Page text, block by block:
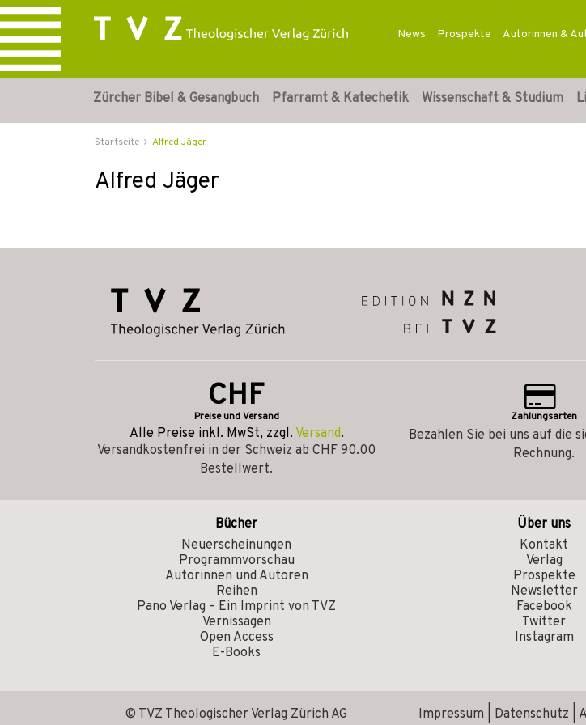
News Prospekte Autorinnen &
Zürcher Bibel & Gesangbuch Pfarramt & Katechetik Wissenschaft & Studium
Startseite Alfred Jäger
Alfred Jäger
CHF
Preise und Versand
Alle Preise inkl. MwSt, zzgl. Versand.
Versandkostenfrei in der Schweiz ab CHF 90.00
Bestellwert.
Zahlungsarten
Bezahlen Sie bei uns auf die
Rechnung.
Bücher
Neuerscheinungen
Programmvorschau
Autorinnen und Autoren
Reihen
Pano Verlag – Ein Imprint von TVZ
Vernissagen
Open Access
E-Books
Über uns
Kontakt
Verlag
Prospekte
Newsletter
Facebook
Twitter
Instagram
© TVZ Theologischer Verlag Zürich AG Impressum Datenschutz